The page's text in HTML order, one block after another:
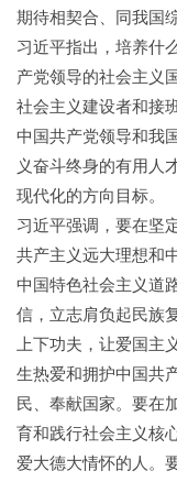
期待相契合、同我国
习近平指出，培养什
产党领导的社会主义
社会主义建设者和接
中国共产党领导和我
义奋斗终身的有用人
现代化的方向目标。
习近平强调，要在坚
共产主义远大理想和
中国特色社会主义道
信，立志肩负起民族
上下功夫，让爱国主
生热爱和拥护中国共
民、奉献国家。要在
育和践行社会主义核
爱大德大情怀的人。